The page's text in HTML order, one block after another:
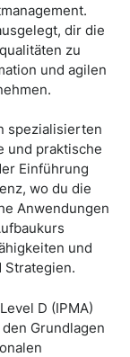
dir die
zu
und agilen
spezialisierten
und praktische
Einführung
wo du die
Anwendungen
und
D (IPMA)
Grundlagen